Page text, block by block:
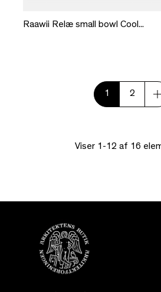
Raawii Relæ small bowl Cool...
1 2
Viser 1-12 af 16